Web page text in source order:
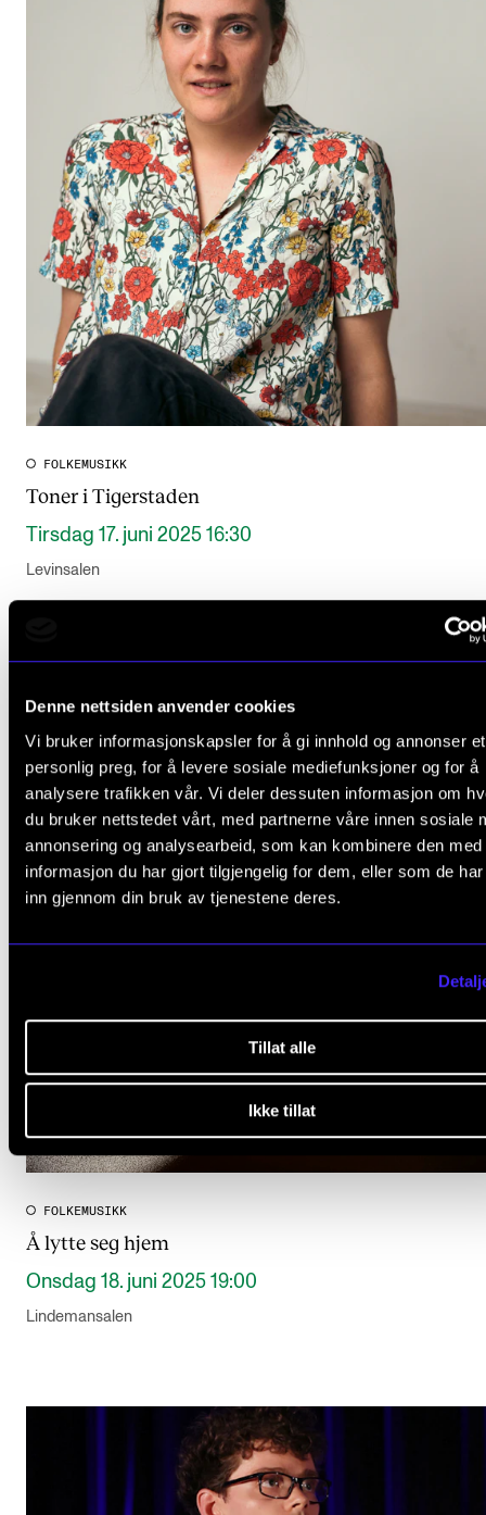
Denne nettsiden anvender cookies
Vi bruker informasjonskapsler for å gi innhold og annonser et
personlig preg, for å levere sosiale mediefunksjoner og for å
analysere trafikken vår. Vi deler dessuten informasjon om
du bruker nettstedet vårt, med partnerne våre innen sosiale
annonsering og analysearbeid, som kan kombinere den med
informasjon du har gjort tilgjengelig for dem, eller som de
inn gjennom din bruk av tjenestene deres.
Tillat alle
Ikke tillat
FOLKEMUSIKK
Toner i Tigerstaden
Tirsdag 17. juni 2025 16:30
Levinsalen
FOLKEMUSIKK
Å lytte seg hjem
Onsdag 18. juni 2025 19:00
Lindemansalen